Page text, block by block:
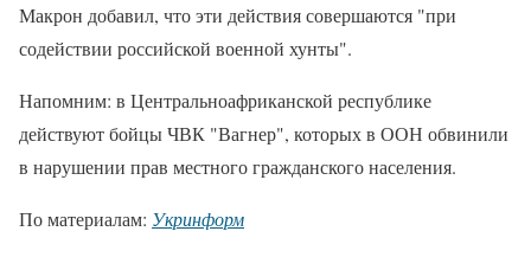
Макрон добавил, что эти действия совершаются "при
содействии российской военной хунты".
Напомним: в Центральноафриканской республике
действуют бойцы ЧВК "Вагнер", которых в ООН обвинили
в нарушении прав местного гражданского населения.
По материалам: Укринформ